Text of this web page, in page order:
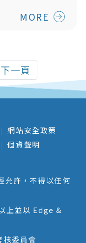
MORE
下一頁
網站安全政策
個資聲明
允許，不得以任何
上並以 Edge &
核委員會